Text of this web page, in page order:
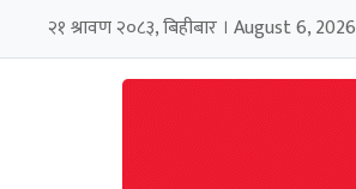
२१ श्रावण २०८३, बिहीबार । August 6, 2026